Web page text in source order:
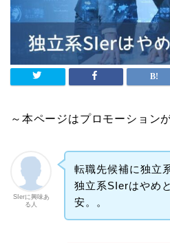
～本ページはプロモーション
SIerに興味あ
る人
転職先候補に独立
独立系SIerはやめ
安。。